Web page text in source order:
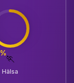
%
🏃
Hälsa